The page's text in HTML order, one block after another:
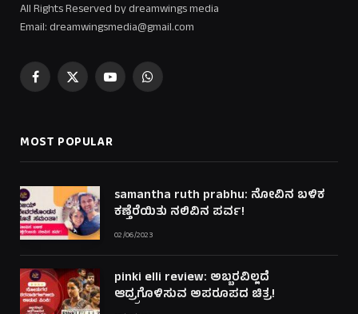
All Rights Reserved by dreamwings media
Email: dreamwingsmedia@gmail.com
Facebook
X
YouTubeWhatsApp
MOST POPULAR
samantha ruth prabhu: ನೋವಿನ ಬಳಿಕ
ಕಣ್ತೆರೆಯಿತು ನಲಿವಿನ ಪರ್ವ!
02/06/2023
pinki elli review: ಅಬ್ಬರವಿಲ್ಲದೆ
ಆದ್ರ್ರಗೊಳಿಸುವ ಅಪರೂಪದ ಚಿತ್ರ!